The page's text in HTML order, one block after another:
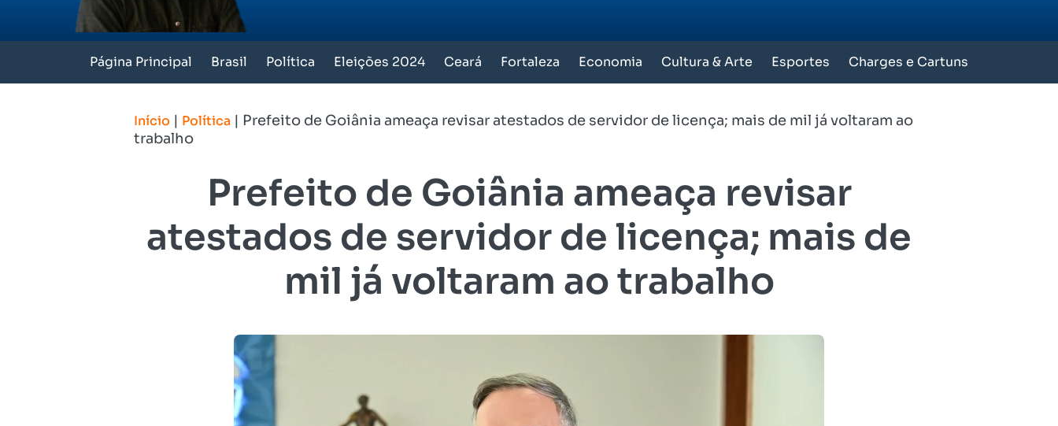
Página Principal Brasil Política Eleições 2024 Ceará Fortaleza Economia Cultura & Arte Esportes Charges e Cartuns
Início | Política | Prefeito de Goiânia ameaça revisar atestados de servidor de licença; mais de mil já voltaram ao
trabalho
Prefeito de Goiânia ameaça revisar
atestados de servidor de licença; mais de
mil já voltaram ao trabalho